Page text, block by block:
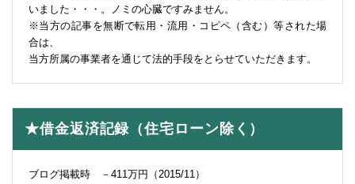
いました・・・。ノミの心臓ですみません。
※当方の記事を無断で転用・流用・コピペ（含む）等された場
合は、
当方所属の事業者を通じて法的手段をとらせていただきます。
★借金返済記録（住宅ローン除く）
ブログ掲載時 －411万円（2015/11）